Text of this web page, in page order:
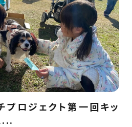
プロジェクト第一回キッ
...